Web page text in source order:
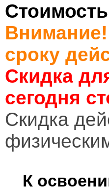
сроку
Скидка
сегодня
Cкидка
К